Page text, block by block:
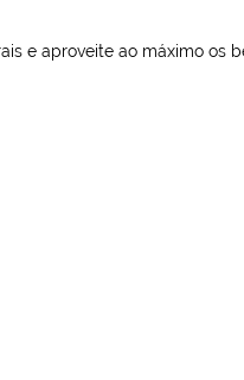
e aproveite ao máximo os